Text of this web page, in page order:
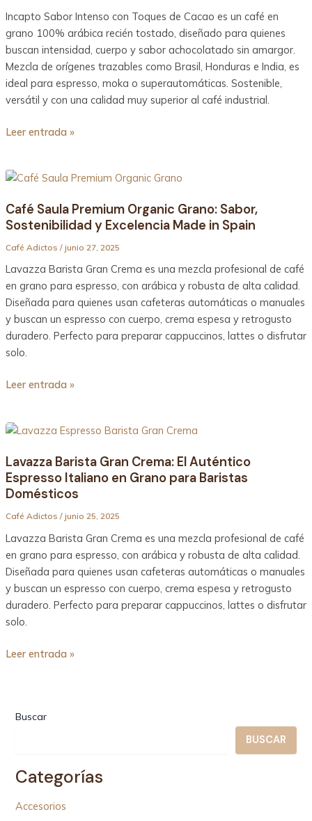
Incapto Sabor Intenso con Toques de Cacao es un café en
grano 100% arábica recién tostado, diseñado para quienes
buscan intensidad, cuerpo y sabor achocolatado sin amargor.
Mezcla de orígenes trazables como Brasil, Honduras e India, es
ideal para espresso, moka o superautomáticas. Sostenible,
versátil y con una calidad muy superior al café industrial.
Café
en
Grano
de
Alta
Calidad
Leer entrada »
Café Saula Premium Organic Grano: Sabor,
Sostenibilidad y Excelencia Made in Spain
Café Adictos / junio 27, 2025
Lavazza Barista Gran Crema es una mezcla profesional de café
en grano para espresso, con arábica y robusta de alta calidad.
Diseñada para quienes usan cafeteras automáticas o manuales
y buscan un espresso con cuerpo, crema espesa y retrogusto
duradero. Perfecto para preparar cappuccinos, lattes o disfrutar
solo.
Café
Premium
Organic
Grano:
Sostenibilidad
y
Excelencia
Made
in
Spain
Leer entrada »
Lavazza Barista Gran Crema: El Auténtico
Espresso Italiano en Grano para Baristas
Domésticos
Café Adictos / junio 25, 2025
Lavazza Barista Gran Crema es una mezcla profesional de café
en grano para espresso, con arábica y robusta de alta calidad.
Diseñada para quienes usan cafeteras automáticas o manuales
y buscan un espresso con cuerpo, crema espesa y retrogusto
duradero. Perfecto para preparar cappuccinos, lattes o disfrutar
solo.
Lavazza
Gran
Crema:
El
Auténtico
Italiano
en
Grano
para
Baristas
Domésticos
Leer entrada »
Buscar
BUSCAR
Categorías
Accesorios